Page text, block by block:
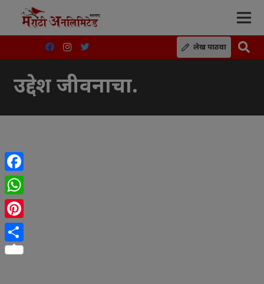
लेख पाठवा
उद्देश जीवनाचा.
Facebook
WhatsApp
Pinterest
Share